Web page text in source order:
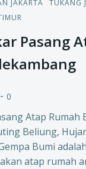
JAKARTA
TUKANG
Pasang
- 0
Atap Rumah
Beliung,
Bumi
atap rumah